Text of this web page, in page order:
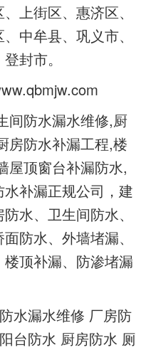
上街区、惠济区、
中牟县、巩义市、
封市。
间防水漏水维修,厨
房防水补漏工程,楼
屋顶窗台补漏防水,
补漏正规公司，建
水、卫生间防水、
防水、外墙堵漏、
顶补漏、防渗堵漏
水漏水维修 厂房防
台防水 厨房防水 厕